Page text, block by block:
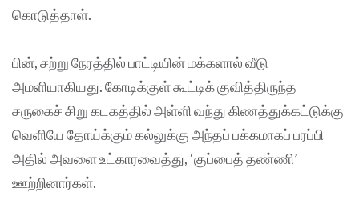
கொடுத்தாள்.
பின், சற்று நேரத்தில் பாட்டியின் மக்களால் வீடு
அமளியாகியது. கோடிக்குள் கூட்டிக் குவித்திருந்த
சருகைச் சிறு கடகத்தில் அள்ளி வந்து கிணத்துக்கட்டுக்கு
வெளியே தோய்க்கும் கல்லுக்கு அந்தப் பக்கமாகப் பரப்பி
அதில் அவளை உட்காரவைத்து, ‘குப்பைத் தண்ணி’
ஊற்றினார்கள்.